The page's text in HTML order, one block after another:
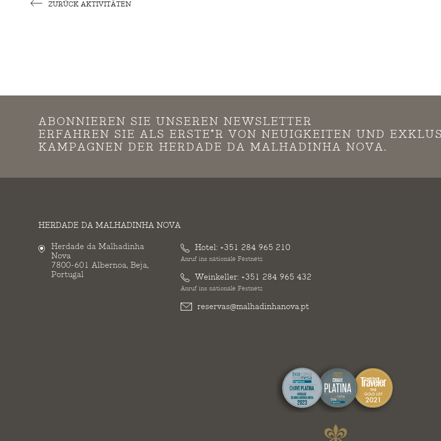
ZURÜCK AKTIVITÄTEN
ABONNIEREN SIE UNSEREN NEWSLETTER
ERFAHREN SIE ALS ERSTE*R VON NEUIGKEITEN UND
KAMPAGNEN DER HERDADE DA MALHADINHA NOVA.
HERDADE DA MALHADINHA NOVA
Herdade da Malhadinha
Nova
7800-601 Albernoa, Beja,
Portugal
Hotel: +351 284 965 210
Anruf ins nationale Festnetz
Weinkeller: +351 284 965 432
Anruf ins nationale Festnetz
reservas@malhadinhanova.pt